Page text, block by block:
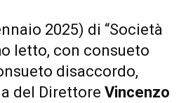
2025) di “Società
letto, con consueto
disaccordo,
del Direttore Vincenzo